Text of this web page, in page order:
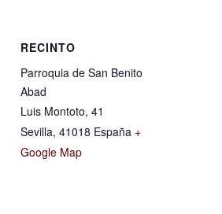
RECINTO
Parroquia de San Benito
Abad
Luis Montoto, 41
Sevilla, 41018 España +
Google Map